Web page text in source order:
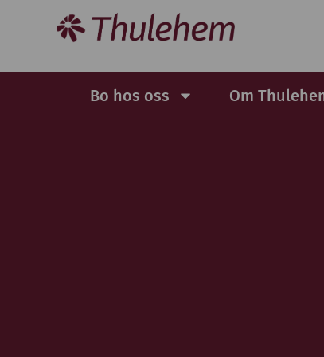
Bo hos oss Om